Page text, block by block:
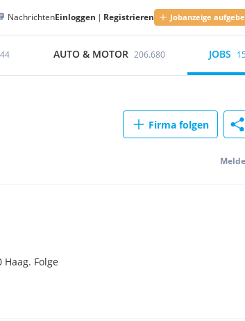
NachrichtenEinloggen | Registrieren Jobanzeige
AUTO & MOTOR 206.680 JOBS
Firma folgen
Folge